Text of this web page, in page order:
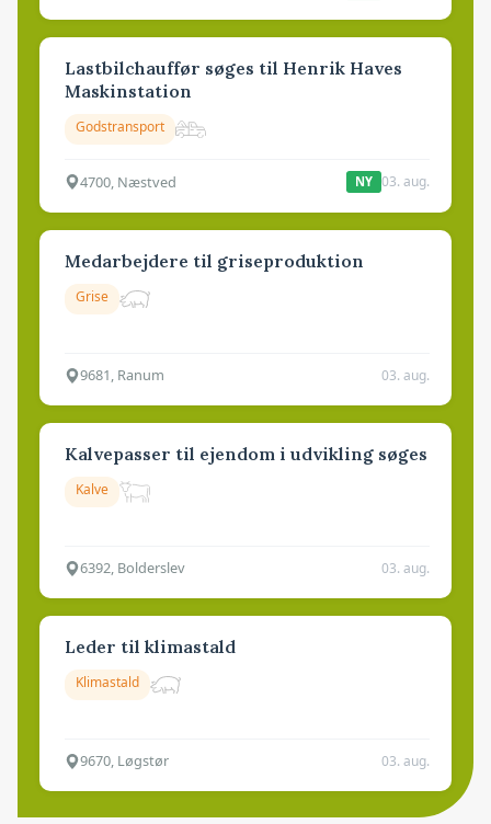
Lastbilchauffør søges til Henrik Haves
Maskinstation
Godstransport
4700, Næstved NY 03. aug.
Medarbejdere til griseproduktion
Grise
9681, Ranum 03. aug.
Kalvepasser til ejendom i udvikling søges
Kalve
6392, Bolderslev 03. aug.
Leder til klimastald
Klimastald
9670, Løgstør 03. aug.